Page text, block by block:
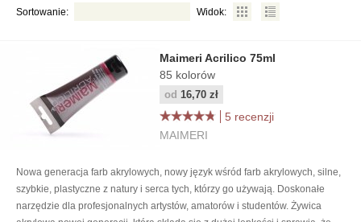
Sortowanie: Widok:
Maimeri Acrilico 75ml
85 kolorów
od 16,70 zł
5 recenzji
MAIMERI
Nowa generacja farb akrylowych, nowy język wśród farb akrylowych, silne,
szybkie, plastyczne z natury i serca tych, którzy go używają. Doskonałe
narzędzie dla profesjonalnych artystów, amatorów i studentów. Żywica